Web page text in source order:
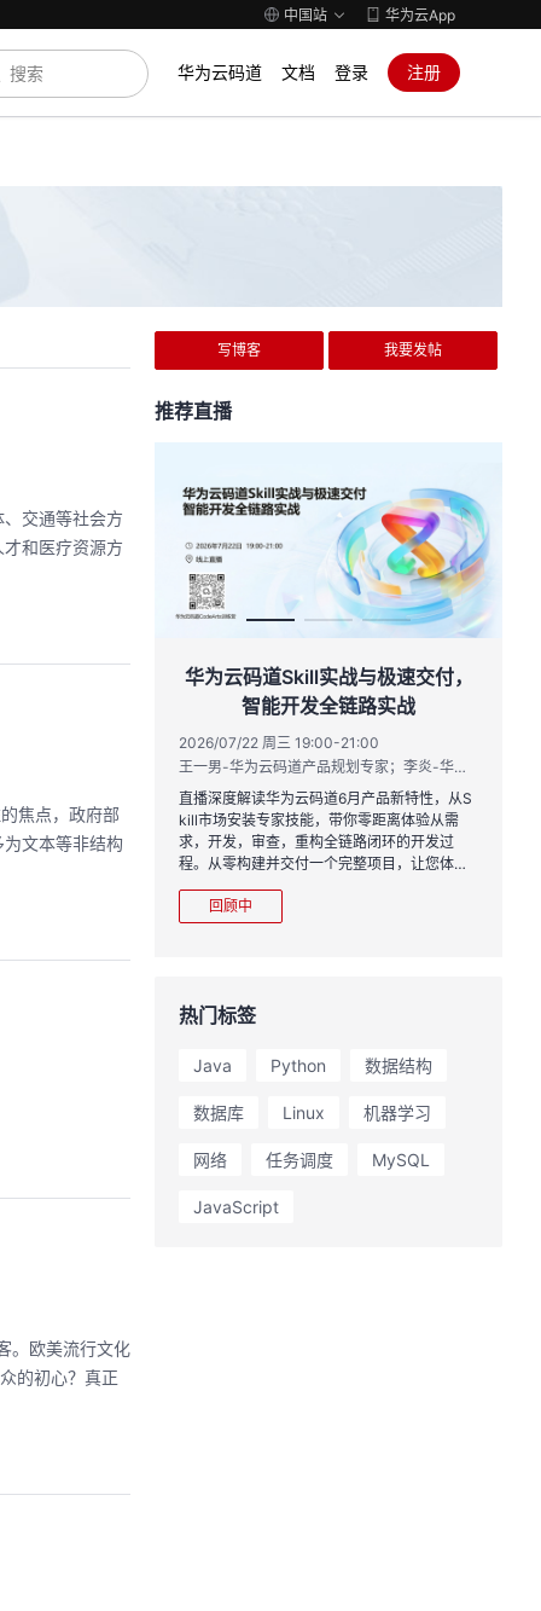
中国站 华为云App
华为云码道 文档 登录 注册
交通等社会方
和医疗资源方
焦点，政府部
文本等非结构
。欧美流行文化
的初心？真正
写博客 我要发帖
推荐直播
零距离体验从需
路闭环的开发过
聚开发者之力，创具身新未来
2026/07/23 周四 15:00-17:00
张豪杰/程文/王军/刘新春/黄钦开 /张晓天
本次华为云具身智能开发平台CloudRobo培训
面向具身智能开发者，带您全流程体验机器人
本体R2C小时级接入、环境重建与轨迹生成仿
真数据生产、PB级数据管理、数据评测、模型
训推、强化学习和Benchmark一键评测等功
回顾中
热门标签
Java Python 数据结构
数据库 Linux 机器学习
网络 任务调度 MySQL
JavaScript